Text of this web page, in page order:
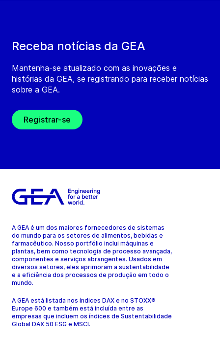
Receba notícias da GEA
Mantenha-se atualizado com as inovações e
histórias da GEA, se registrando para receber notícias
sobre a GEA.
Registrar-se
A GEA é um dos maiores fornecedores de sistemas
do mundo para os setores de alimentos, bebidas e
farmacêutico. Nosso portfólio inclui máquinas e
plantas, bem como tecnologia de processo avançada,
componentes e serviços abrangentes. Usados em
diversos setores, eles aprimoram a sustentabilidade
e a eficiência dos processos de produção em todo o
mundo.
A GEA está listada nos índices DAX e no STOXX®
Europe 600 e também está incluída entre as
empresas que incluem os índices de Sustentabilidade
Global DAX 50 ESG e MSCI.